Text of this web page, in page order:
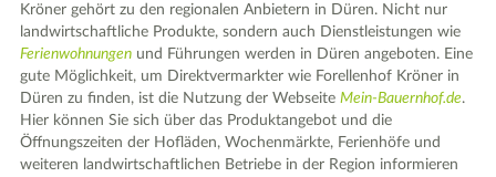
Kröner gehört zu den regionalen Anbietern in Düren. Nicht nur
landwirtschaftliche Produkte, sondern auch Dienstleistungen wie
Ferienwohnungen und Führungen werden in Düren angeboten. Eine
gute Möglichkeit, um Direktvermarkter wie Forellenhof Kröner in
Düren zu finden, ist die Nutzung der WebseiteMein-Bauernhof.de.
Hier können Sie sich über das Produktangebot und die
Öffnungszeiten der Hofläden, Wochenmärkte, Ferienhöfe und
weiteren landwirtschaftlichen Betriebe in der Region informieren